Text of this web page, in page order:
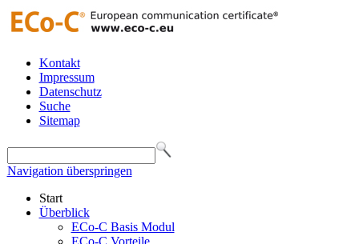
Kontakt
Impressum
Datenschutz
Suche
Sitemap
Navigation überspringen
Start
Überblick
ECo-C Basis Modul
ECo-C Vorteile